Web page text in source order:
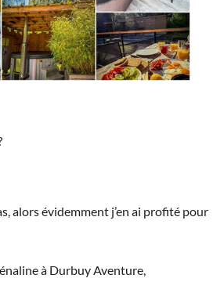
alors évidemment j’en ai profité pour
à Durbuy Aventure,